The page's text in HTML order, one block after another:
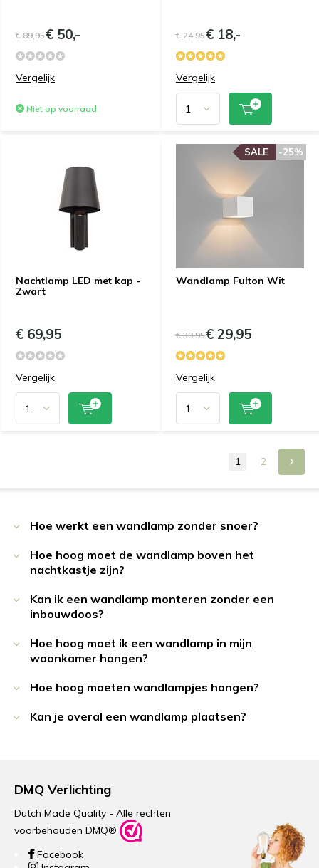
€ 89,95€ 50,-
Vergelijk
Niet op voorraad
€ 24,95€ 18,-
Vergelijk
Nachtlamp LED met kap -
Zwart
€ 69,95
Vergelijk
Wandlamp Fulton Wit
-25%
SALE
€ 39,95€ 29,95
Vergelijk
1 2
Hoe werkt een wandlamp zonder snoer?
Hoe hoog moet de wandlamp boven het
nachtkastje zijn?
Kan ik een wandlamp monteren zonder een
inbouwdoos?
Hoe hoog moet ik een wandlamp in mijn
woonkamer hangen?
Hoe hoog moeten wandlampjes hangen?
Kan je overal een wandlamp plaatsen?
DMQ Verlichting
Dutch Made Quality - Alle rechten
voorbehouden DMQ®
Facebook